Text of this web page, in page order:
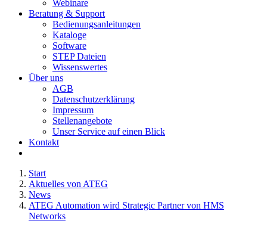
Webinare
Beratung & Support
Bedienungsanleitungen
Kataloge
Software
STEP Dateien
Wissenswertes
Über uns
AGB
Datenschutzerklärung
Impressum
Stellenangebote
Unser Service auf einen Blick
Kontakt
Start
Aktuelles von ATEG
News
ATEG Automation wird Strategic Partner von HMS
Networks